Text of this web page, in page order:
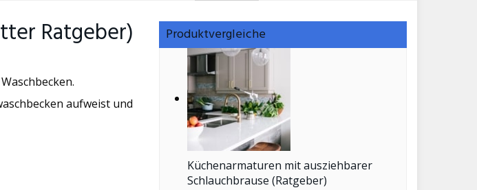
Ratgeber)
aufweist und
Produktvergleiche
Küchenarmaturen mit ausziehbarer
Schlauchbrause (Ratgeber)